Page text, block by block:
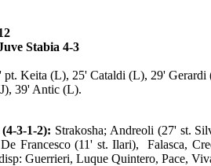
Stabia 4-3
pt. Keita (L), 25' Cataldi (L), 29' Gerardi
39' Antic (L).
3-1-2): Strakosha; Andreoli (27' st.
Francesco (11' st. Ilari), Falasca,
Guerrieri, Luque Quintero, Pace,